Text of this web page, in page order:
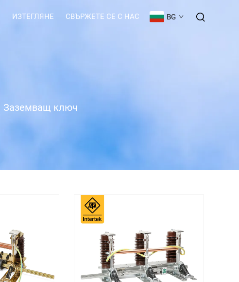
ИЗТЕГЛЯНЕ СВЪРЖЕТЕ СЕ С НАС BG
Заземващ ключ